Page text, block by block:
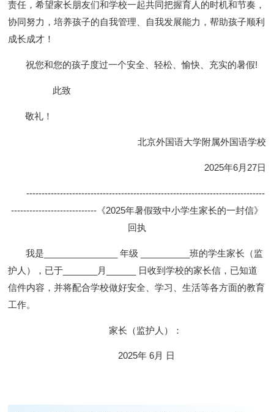
责任 ，希望家长朋友们和学校一起共同把握育人的时机和节奏，
协同努力，培养孩子的自我管理、自我发展能力 ，帮助孩子顺利
成长成才！
祝您和您的孩子度过一个安全、轻松、愉快、充实的暑假!
此致
敬礼！
北京外国语大学附属外国语学校
2025年6月 27日
------------------------------------------------------------------------------
----------------------------《2025年暑假致中小学生家长的一封信》
回执
我是 _______________ 年级 __________班的学生家长（监
护人），已于_______月______ 日收到学校的家长信，已知道
信件内容，并将配合学校做好安全、学习、生活等各方面的教育
工作。
家长（监护人）：
2025年 6月 日